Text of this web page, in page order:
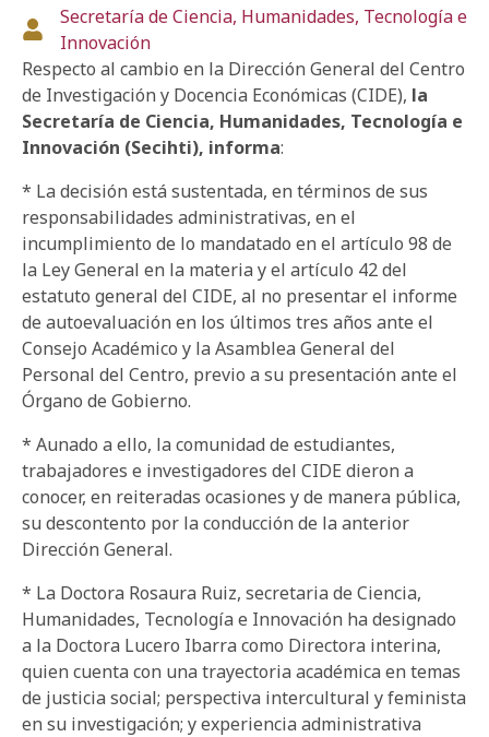
Secretaría de Ciencia, Humanidades, Tecnología e
Innovación
Respecto al cambio en la Dirección General del Centro
de Investigación y Docencia Económicas (CIDE), la
Secretaría de Ciencia, Humanidades, Tecnología e
Innovación (Secihti), informa:
* La decisión está sustentada, en términos de sus
responsabilidades administrativas, en el
incumplimiento de lo mandatado en el artículo 98 de
la Ley General en la materia y el artículo 42 del
estatuto general del CIDE, al no presentar el informe
de autoevaluación en los últimos tres años ante el
Consejo Académico y la Asamblea General del
Personal del Centro, previo a su presentación ante el
Órgano de Gobierno.
* Aunado a ello, la comunidad de estudiantes,
trabajadores e investigadores del CIDE dieron a
conocer, en reiteradas ocasiones y de manera pública,
su descontento por la conducción de la anterior
Dirección General.
* La Doctora Rosaura Ruiz, secretaria de Ciencia,
Humanidades, Tecnología e Innovación ha designado
a la Doctora Lucero Ibarra como Directora interina,
quien cuenta con una trayectoria académica en temas
de justicia social; perspectiva intercultural y feminista
en su investigación; y experiencia administrativa